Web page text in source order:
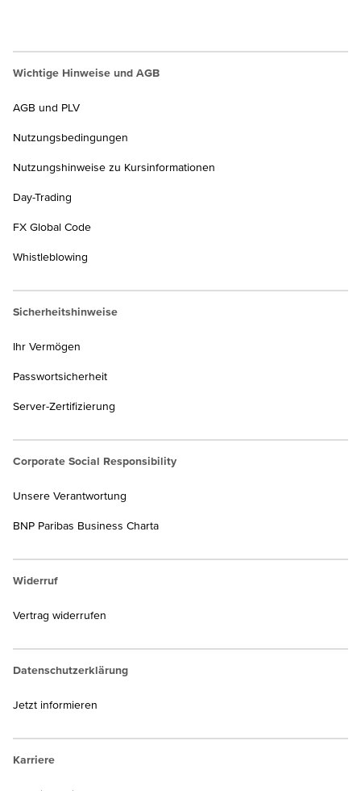
Wichtige Hinweise und AGB
AGB und PLV
Nutzungsbedingungen
Nutzungshinweise zu Kursinformationen
Day-Trading
FX Global Code
Whistleblowing
Sicherheitshinweise
Ihr Vermögen
Passwortsicherheit
Server-Zertifizierung
Corporate Social Responsibility
Unsere Verantwortung
BNP Paribas Business Charta
Widerruf
Vertrag widerrufen
Datenschutzerklärung
Jetzt informieren
Karriere